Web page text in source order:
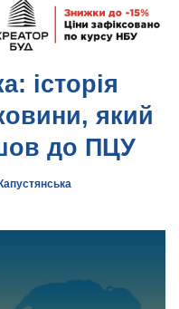
історія
який
до ПЦУ